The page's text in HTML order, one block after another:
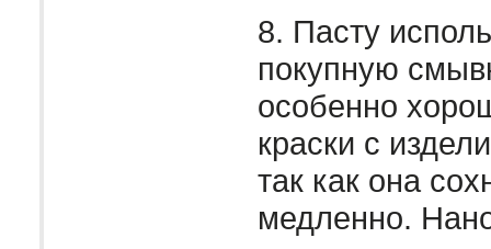
8. Пасту
покупную
особенно
краски с
так как она
медленно.